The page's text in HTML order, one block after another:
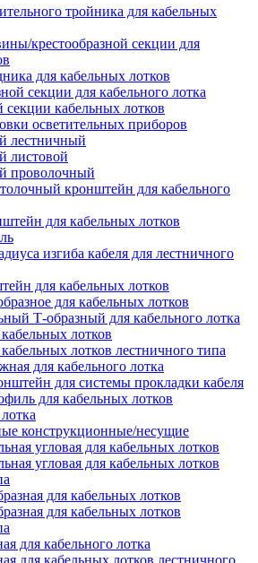
тройника для кабельных
крестообразной секции для
для кабельных лотков
секции для кабельного лотка
кабельных лотков
осветительных приборов
лестничный
листовой
проволочный
кронштейн для кабельного
для кабельных лотков
изгиба кабеля для лестничного
для кабельных лотков
для кабельных лотков
Т-образный для кабельного лотка
лотков
лотков лестничного типа
для кабельного лотка
для системы прокладки кабеля
для кабельных лотков
конструкционные/несущие
угловая для кабельных лотков
угловая для кабельных лотков
для кабельных лотков
для кабельных лотков
для кабельного лотка
для кабельных лотков лестничного